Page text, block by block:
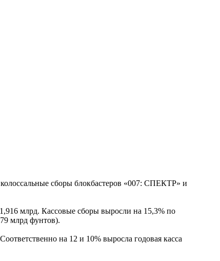
сборы блокбастеров «007: СПЕКТР» и
млрд. Кассовые сборы выросли на 15,3% по
млрд фунтов).
на 12 и 10% выросла годовая касса